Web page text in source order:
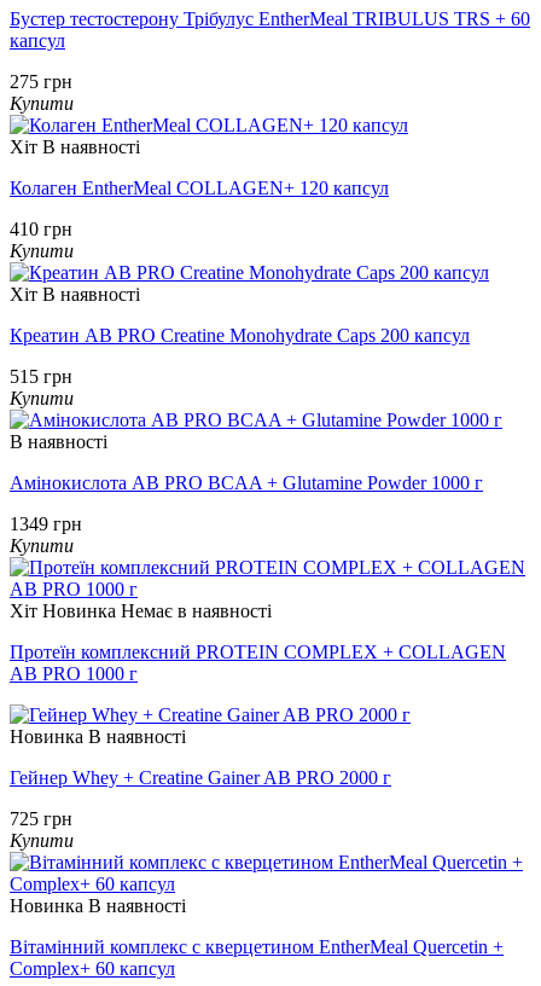
Бустер тестостерону Трібулус EntherMeal TRIBULUS TRS + 60
капсул
275 грн
Купити
Хіт В наявності
Колаген EntherMeal COLLAGEN+ 120 капсул
410 грн
Купити
Хіт В наявності
Креатин AB PRO Creatine Monohydrate Caps 200 капсул
515 грн
Купити
В наявності
Амінокислота AB PRO BCAA + Glutamine Powder 1000 г
1349 грн
Купити
Хіт Новинка Немає в наявності
Протеїн комплексний PROTEIN COMPLEX + COLLAGEN
AB PRO 1000 г
Новинка В наявності
Гейнер Whey + Creatine Gainer AB PRO 2000 г
725 грн
Купити
Новинка В наявності
Вітамінний комплекс с кверцетином EntherMeal Quercetin +
Complex+ 60 капсул